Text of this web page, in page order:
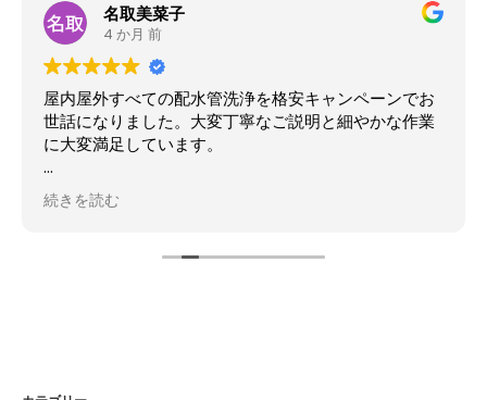
名取美菜子
4 か月 前
屋内屋外すべての配水管洗浄を格安キャンペーンでお
世話になりました。大変丁寧なご説明と細やかな作業
に大変満足しています。
要所要所で状況と作業内容を詳しくご説明されなが
ら、丁寧かつ迅速に作業して下さいました。こちらか
分でできるケアの方法も教えて頂き、終始、楽しく気
続きを読む